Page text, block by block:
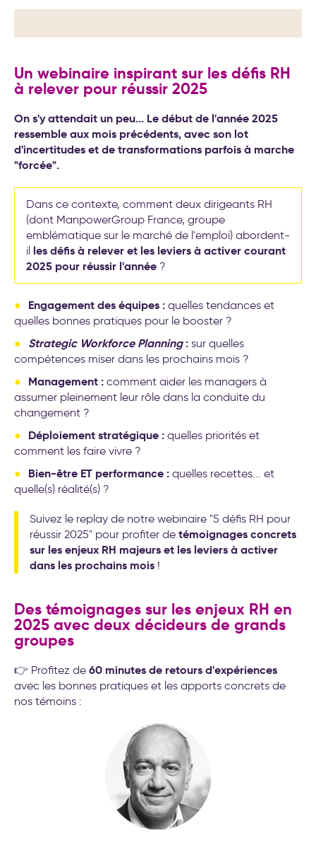
transformation de l’entreprise
Un webinaire inspirant sur les défis RH
à relever pour réussir 2025
On s'y attendait un peu... Le début de l'année 2025
ressemble aux mois précédents, avec son lot
d'incertitudes et de transformations parfois à marche
"forcée".
Dans ce contexte, comment deux dirigeants RH
(dont ManpowerGroup France, groupe
emblématique sur le marché de l'emploi) abordent-
il les défis à relever et les leviers à activer courant
2025 pour réussir l'année ?
Engagement des équipes : quelles tendances et
quelles bonnes pratiques pour le booster ?
Strategic Workforce Planning: sur quelles
compétences miser dans les prochains mois ?
Management : comment aider les managers à
assumer pleinement leur rôle dans la conduite du
changement ?
Déploiement stratégique : quelles priorités et
comment les faire vivre ?
Bien-être ET performance : quelles recettes... et
quelle(s) réalité(s) ?
Suivez le replay de notre webinaire "5 défis RH pour
réussir 2025" pour profiter de témoignages concrets
sur les enjeux RH majeurs et les leviers à activer
dans les prochains mois !
Des témoignages sur les enjeux RH en
2025 avec deux décideurs de grands
groupes
👉 Profitez de 60 minutes de retours d'expériences
avec les bonnes pratiques et les apports concrets de
nos témoins :